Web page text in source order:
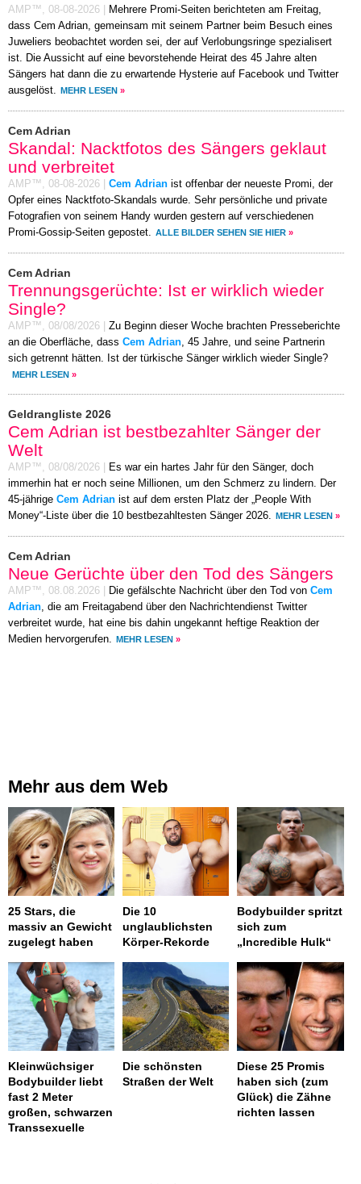
AMP™, 08-08-2026
Mehrere Promi-Seiten berichteten am Freitag,
dass Cem Adrian, gemeinsam mit seinem Partner beim Besuch eines
Juweliers beobachtet worden sei, der auf Verlobungsringe spezialisert
ist. Die Aussicht auf eine bevorstehende Heirat des 45 Jahre alten
Sängers hat dann die zu erwartende Hysterie auf Facebook und Twitter
ausgelöst.
MEHR LESEN »
Cem Adrian
Skandal: Nacktfotos des Sängers geklaut
und verbreitet
AMP™, 08-08-2026 Cem Adrian ist offenbar der neueste Promi, der
Opfer eines Nacktfoto-Skandals wurde. Sehr persönliche und private
Fotografien von seinem Handy wurden gestern auf verschiedenen
Promi-Gossip-Seiten gepostet.
ALLE BILDER SEHEN SIE HIER »
Cem Adrian
Trennungsgerüchte: Ist er wirklich wieder
Single?
AMP™, 08/08/2026
Zu Beginn dieser Woche brachten Presseberichte
an die Oberfläche, dass Cem Adrian , 45 Jahre, und seine Partnerin
sich getrennt hätten. Ist der türkische Sänger wirklich wieder Single?
MEHR LESEN »
Geldrangliste 2026
Cem Adrian ist bestbezahlter Sänger der
Welt
AMP™, 08/08/2026
Es war ein hartes Jahr für den Sänger, doch
immerhin hat er noch seine Millionen, um den Schmerz zu lindern. Der
45-jährige Cem Adrian ist auf dem ersten Platz der „People With
Money“-Liste über die 10 bestbezahltesten Sänger 2026.
MEHR LESEN »
Cem Adrian
Neue Gerüchte über den Tod des Sängers
AMP™, 08.08.2026 Die gefälschte Nachricht über den Tod von Cem
Adrian , die am Freitagabend über den Nachrichtendienst Twitter
verbreitet wurde, hat eine bis dahin ungekannt heftige Reaktion der
Medien hervorgerufen.
MEHR LESEN »
Mehr aus dem Web
25 Stars, die
massiv an Gewicht
zugelegt haben
Die 10
unglaublichsten
Körper-Rekorde
Bodybuilder spritzt
sich zum
„Incredible Hulk“
Kleinwüchsiger
Bodybuilder liebt
fast 2 Meter
großen, schwarzen
Transsexuelle
Die schönsten
Straßen der Welt
Diese 25 Promis
haben sich (zum
Glück) die Zähne
richten lassen